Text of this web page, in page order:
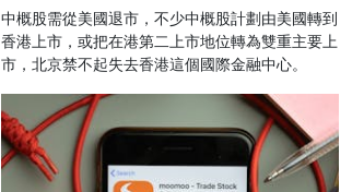
中概股需從美國退市，不少中概股計劃由美國轉到
香港上市，或把在港第二上市地位轉為雙重主要上
市，北京禁不起失去香港這個國際金融中心。